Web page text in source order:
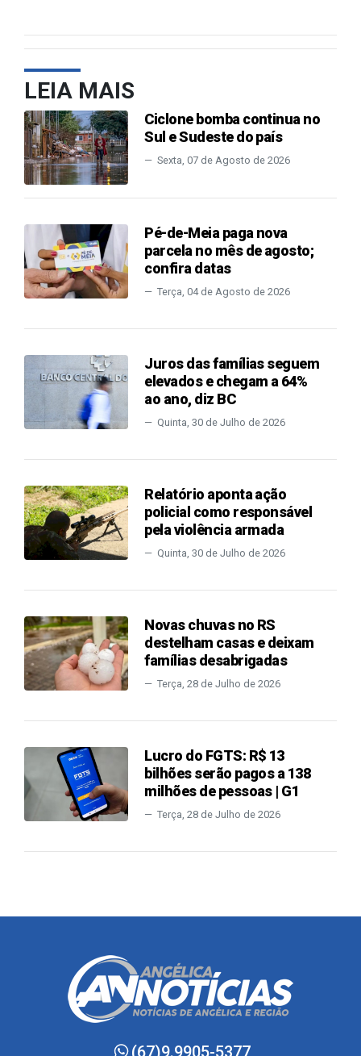
LEIA MAIS
Ciclone bomba continua no
Sul e Sudeste do país
Sexta, 07 de Agosto de 2026
Pé-de-Meia paga nova
parcela no mês de agosto;
confira datas
Terça, 04 de Agosto de 2026
Juros das famílias seguem
elevados e chegam a 64%
ao ano, diz BC
Quinta, 30 de Julho de 2026
Relatório aponta ação
policial como responsável
pela violência armada
Quinta, 30 de Julho de 2026
Novas chuvas no RS
destelham casas e deixam
famílias desabrigadas
Terça, 28 de Julho de 2026
Lucro do FGTS: R$ 13
bilhões serão pagos a 138
milhões de pessoas | G1
Terça, 28 de Julho de 2026
(67)9.9905-5377